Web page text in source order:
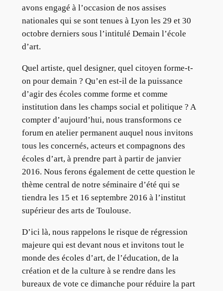
avons engagé à l’occasion de nos assises
nationales qui se sont tenues à Lyon les 29 et 30
octobre derniers sous l’intitulé Demain l’école
d’art.
Quel artiste, quel designer, quel citoyen forme-t-
on pour demain ? Qu’en est-il de la puissance
d’agir des écoles comme forme et comme
institution dans les champs social et politique ? A
compter d’aujourd’hui, nous transformons ce
forum en atelier permanent auquel nous invitons
tous les concernés, acteurs et compagnons des
écoles d’art, à prendre part à partir de janvier
2016. Nous ferons également de cette question le
thème central de notre séminaire d’été qui se
tiendra les 15 et 16 septembre 2016 à l’institut
supérieur des arts de Toulouse.
D’ici là, nous rappelons le risque de régression
majeure qui est devant nous et invitons tout le
monde des écoles d’art, de l’éducation, de la
création et de la culture à se rendre dans les
bureaux de vote ce dimanche pour réduire la part